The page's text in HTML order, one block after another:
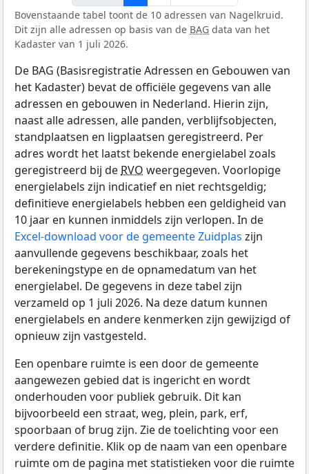
Bovenstaande tabel toont de 10 adressen van Nagelkruid.
Dit zijn alle adressen op basis van de BAG data van het
Kadaster van 1 juli 2026.
De BAG (Basisregistratie Adressen en Gebouwen van
het Kadaster) bevat de officiële gegevens van alle
adressen en gebouwen in Nederland. Hierin zijn,
naast alle adressen, alle panden, verblijfsobjecten,
standplaatsen en ligplaatsen geregistreerd. Per
adres wordt het laatst bekende energielabel zoals
geregistreerd bij de RVO weergegeven. Voorlopige
energielabels zijn indicatief en niet rechtsgeldig;
definitieve energielabels hebben een geldigheid van
10 jaar en kunnen inmiddels zijn verlopen. In de
Excel-download voor de gemeente Zuidplas zijn
aanvullende gegevens beschikbaar, zoals het
berekeningstype en de opnamedatum van het
energielabel. De gegevens in deze tabel zijn
verzameld op 1 juli 2026. Na deze datum kunnen
energielabels en andere kenmerken zijn gewijzigd of
opnieuw zijn vastgesteld.
Een openbare ruimte is een door de gemeente
aangewezen gebied dat is ingericht en wordt
onderhouden voor publiek gebruik. Dit kan
bijvoorbeeld een straat, weg, plein, park, erf,
spoorbaan of brug zijn. Zie de toelichting voor een
verdere definitie. Klik op de naam van een openbare
ruimte om de pagina met statistieken voor die ruimte